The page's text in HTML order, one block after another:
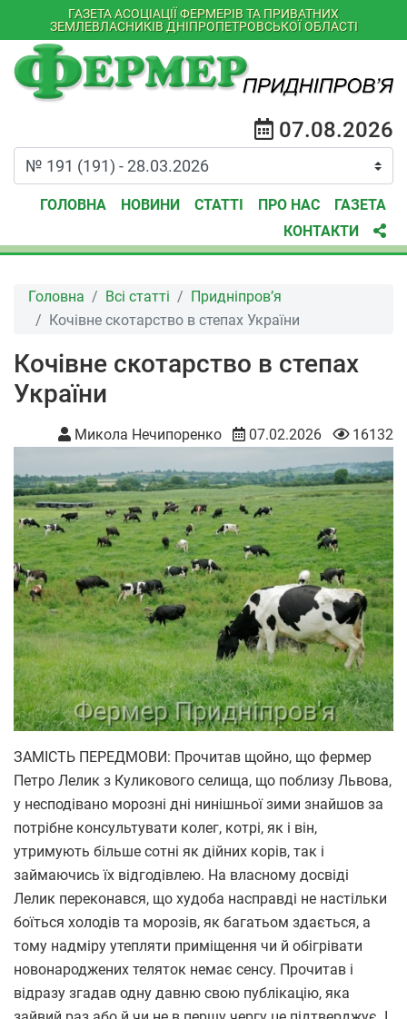
ГАЗЕТА АСОЦІАЦІЇ ФЕРМЕРІВ ТА ПРИВАТНИХ
ЗЕМЛЕВЛАСНИКІВ ДНІПРОПЕТРОВСЬКОЇ ОБЛАСТІ
07.08.2026
ГОЛОВНА НОВИНИ СТАТТІ ПРО НАС
ГАЗЕТА
КОНТАКТИ
Головна Всі статті
Придніпров’я
Кочівне скотарство в степах України
Кочівне скотарство в степах
України
Микола Нечипоренко 07.02.2026 16132
ЗАМІСТЬ ПЕРЕДМОВИ: Прочитав щойно, що фермер
Петро Лелик з Куликового селища, що поблизу Львова,
у несподівано морозні дні нинішньої зими знайшов за
потрібне консультувати колег, котрі, як і він,
утримують більше сотні як дійних корів, так і
займаючись їх відгодівлею. На власному досвіді
Лелик переконався, що худоба насправді не настільки
боїться холодів та морозів, як багатьом здається, а
тому надміру утепляти приміщення чи й обігрівати
новонароджених теляток немає сенсу. Прочитав і
відразу згадав одну давню свою публікацію, яка